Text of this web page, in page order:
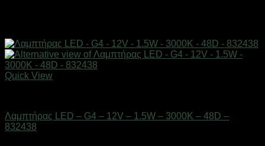
Quick View
Λαμπτήρας LED – G4 – 12V – 1.5W – 3000K – 48D –
832438